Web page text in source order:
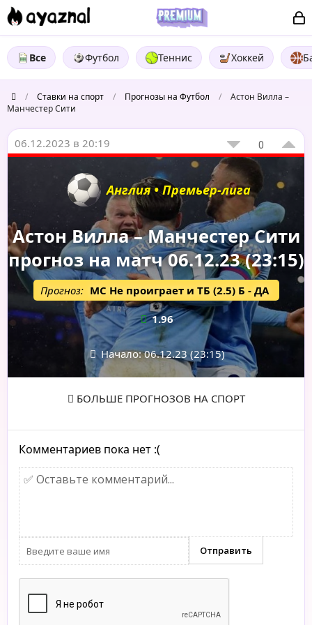
Все Футбол Теннис Хоккей
/ Ставки на спорт / Прогнозы на Футбол /
Астон Вилла –
Манчестер Сити
06.12.2023 в 20:19 0
Англия • Премьер-лига
Астон Вилла – Манчестер Сити
прогноз на матч 06.12.23 (23:15)
Прогноз: МС Не проиграет и ТБ (2.5) Б - ДА
1.96
Начало: 06.12.23 (23:15)
БОЛЬШЕ ПРОГНОЗОВ НА СПОРТ
Комментариев пока нет :(